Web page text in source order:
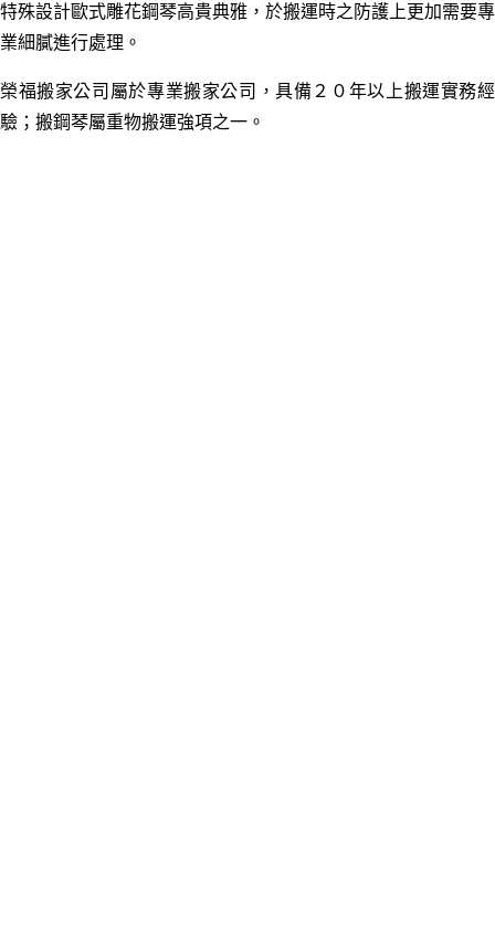
特殊設計歐式雕花鋼琴高貴典雅，於搬運時之防護上更加需要專
業細膩進行處理。
榮福搬家公司屬於專業搬家公司，具備２０年以上搬運實務經
驗；搬鋼琴屬重物搬運強項之一。